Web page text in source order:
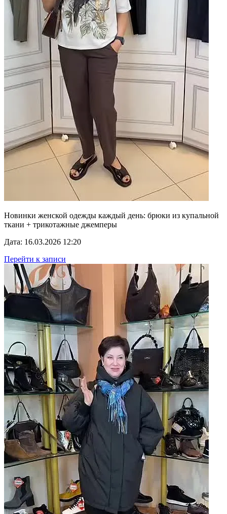
Новинки женской одежды каждый день: брюки из купальной
ткани + трикотажные джемперы
Дата: 16.03.2026 12:20
Перейти к записи